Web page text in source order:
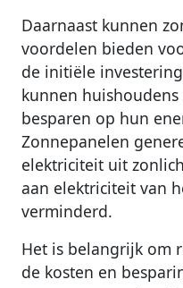
Daarnaast kunnen
voordelen bieden
de initiële
kunnen
besparen op hun
Zonnepanelen
elektriciteit uit
aan elektriciteit van
verminderd.
Het is belangrijk om
de kosten en